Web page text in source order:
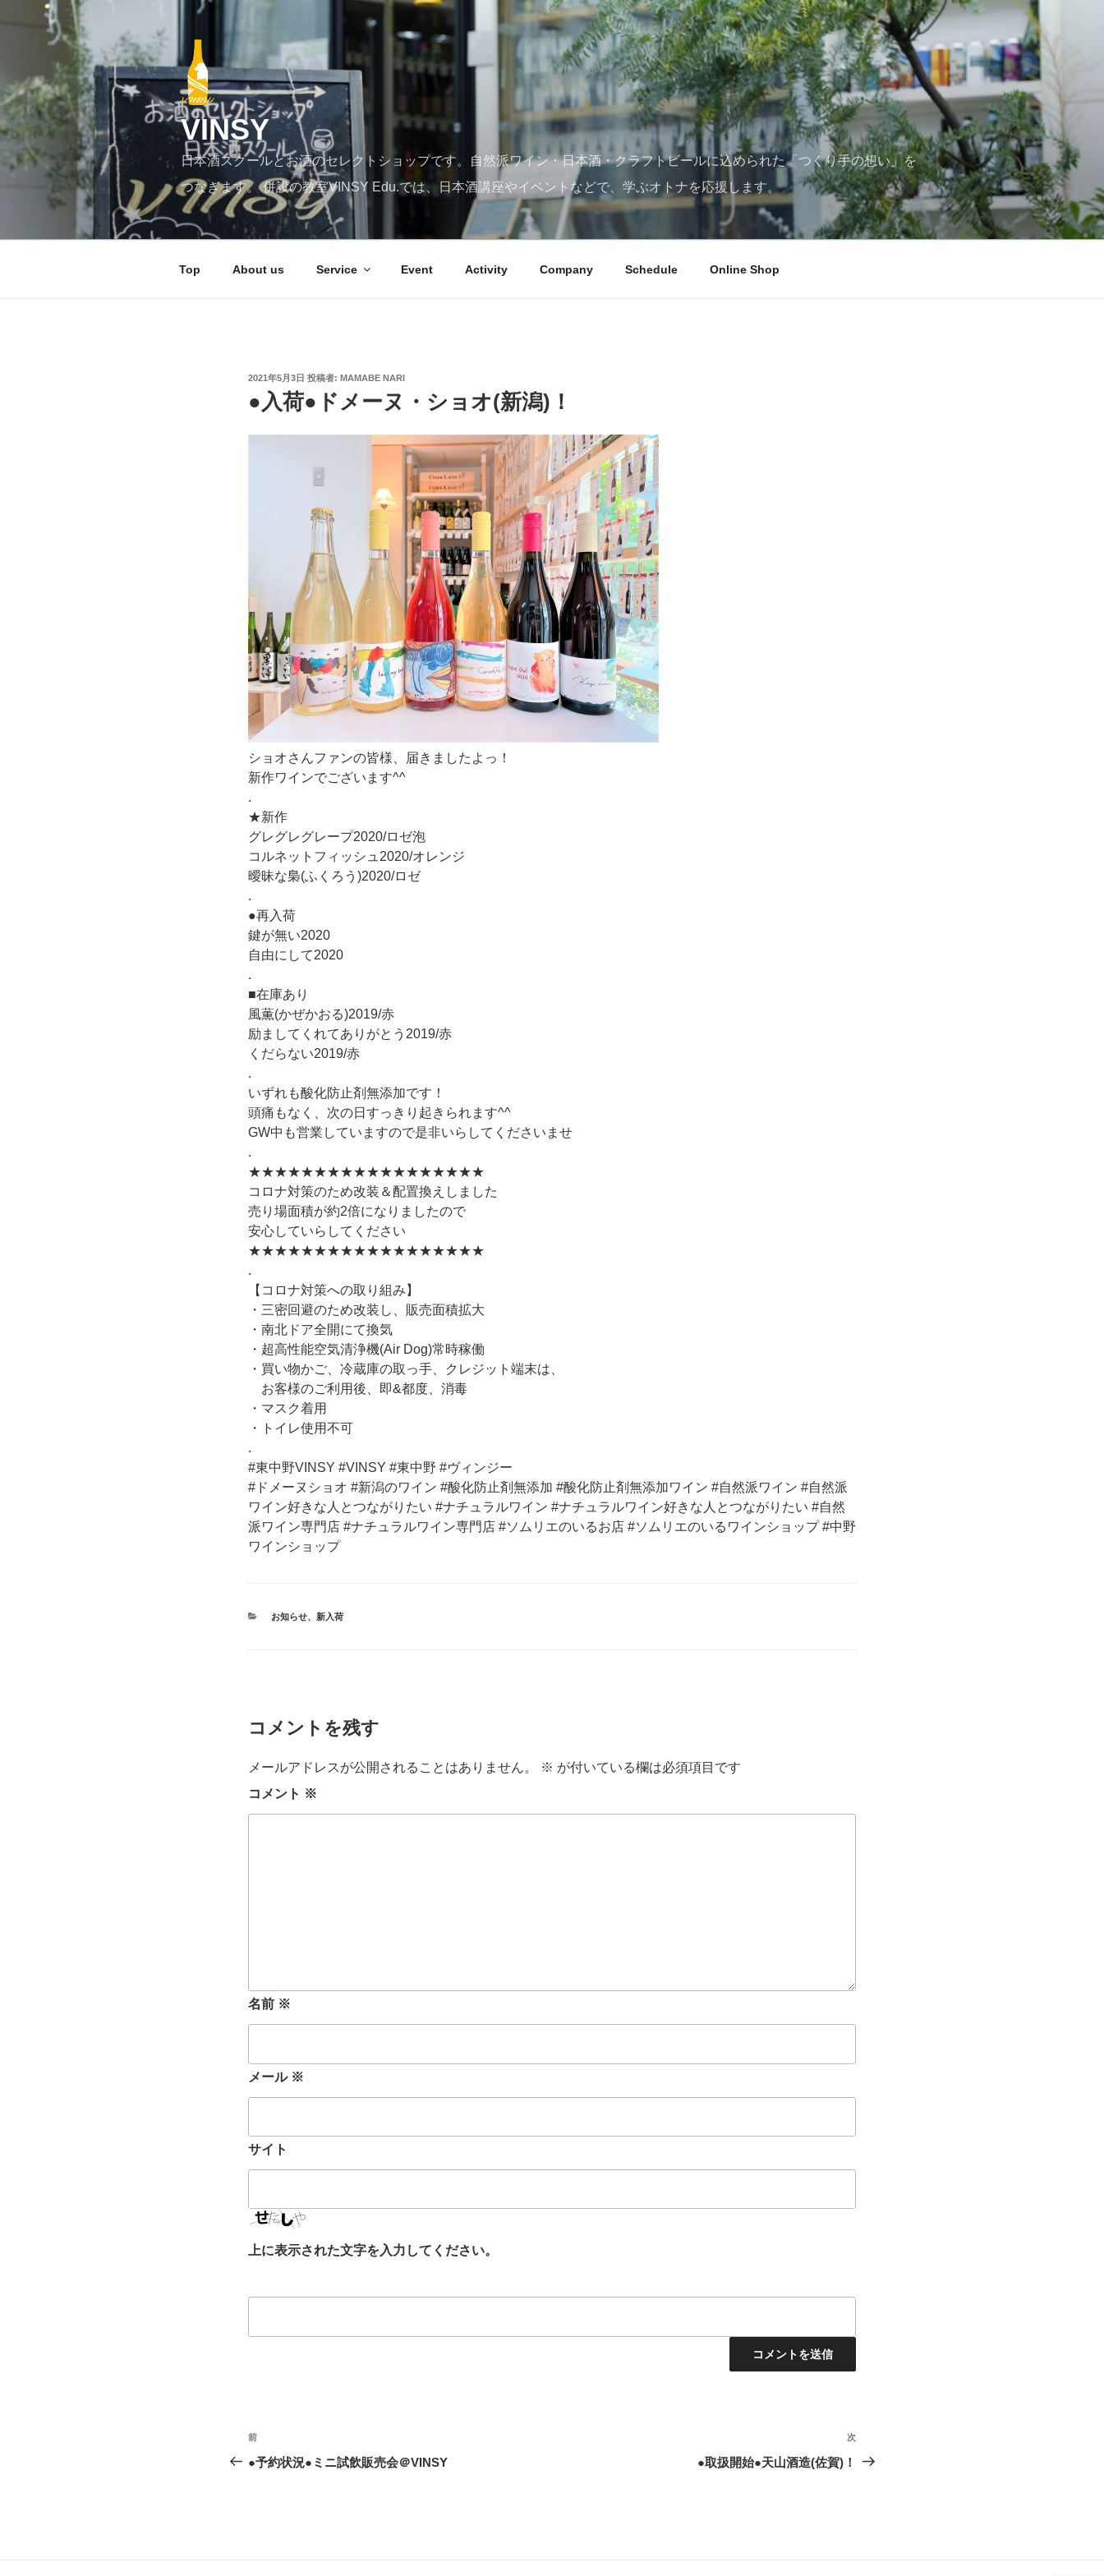
ツ
へ
ス
ッ
VINSY
日本酒スクールとお酒のセレクトショップです。自然派ワイン・日本酒・クラフトビールに込められた「つくり手の想い」を
つなぎます。 併設の教室VINSY Edu.では、日本酒講座やイベントなどで、学ぶオトナを応援します。
Top About us Service Event Activity Company Schedule Online Shop
投
日:
2021年5月3日 投稿者: MAMABE NARI
●入荷●ドメーヌ・ショオ(新潟)！
ショオさんファンの皆様、届きましたよっ！
新作ワインでございます^^
.
★新作
グレグレグレープ2020/ロゼ泡
コルネットフィッシュ2020/オレンジ
曖昧な梟(ふくろう)2020/ロゼ
.
●再入荷
鍵が無い2020
自由にして2020
.
■在庫あり
風薫(かぜかおる)2019/赤
励ましてくれてありがとう2019/赤
くだらない2019/赤
.
いずれも酸化防止剤無添加です！
頭痛もなく、次の日すっきり起きられます^^
GW中も営業していますので是非いらしてくださいませ
.
★★★★★★★★★★★★★★★★★★
コロナ対策のため改装＆配置換えしました
売り場面積が約2倍になりましたので
安心していらしてください
★★★★★★★★★★★★★★★★★★
.
【コロナ対策への取り組み】
・三密回避のため改装し、販売面積拡大
・南北ドア全開にて換気
・超高性能空気清浄機(Air Dog)常時稼働
・買い物かご、冷蔵庫の取っ手、クレジット端末は、
お客様のご利用後、即&都度、消毒
・マスク着用
・トイレ使用不可
.
#東中野VINSY #VINSY #東中野 #ヴィンジー
#ドメーヌショオ #新潟のワイン #酸化防止剤無添加 #酸化防止剤無添加ワイン #自然派ワイン #自然派
ワイン好きな人とつながりたい #ナチュラルワイン #ナチュラルワイン好きな人とつながりたい #自然
派ワイン専門店 #ナチュラルワイン専門店 #ソムリエのいるお店 #ソムリエのいるワインショップ #中野
ワインショップ
カ
お知らせ、 新入荷
コメントを残す
メールアドレスが公開されることはありません。 ※ が付いている欄は必須項目です
コメント ※
名前 ※
メール ※
サイト
上に表示された文字を入力してください。
投
稿
前
の
前
●予約状況●ミニ試飲販売会＠VINSY
次
の
次
●取扱開始●天山酒造(佐賀)！